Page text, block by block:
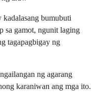
bumubuti
sa gamot, ngunit laging
tagapagbigay ng
ng agarang
karaniwan ang mga ito.